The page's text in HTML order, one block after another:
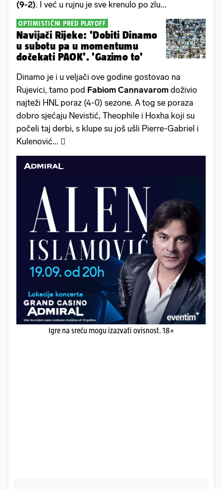
(9-2). I već u rujnu je sve krenulo po zlu...
OPTIMISTIČNI PRED PLAYOFF
Navijači Rijeke: 'Dobiti Dinamo
u subotu pa u momentumu
dočekati PAOK'. 'Gazimo to'
Dinamo je i u veljači ove godine gostovao na
Rujevici, tamo pod Fabiom Cannavarom doživio
najteži HNL poraz (4-0) sezone. A tog se poraza
dobro sjećaju Nevistić, Theophile i Hoxha koji su
počeli taj derbi, s klupe su još ušli Pierre-Gabriel i
Kulenović... 
Igre na sreću mogu izazvati ovisnost. 18+